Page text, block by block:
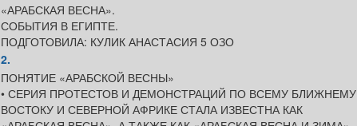
«АРАБСКАЯ ВЕСНА».
СОБЫТИЯ В ЕГИПТЕ.
ПОДГОТОВИЛА: КУЛИК АНАСТАСИЯ 5 ОЗО
2.
ПОНЯТИЕ «АРАБСКОЙ ВЕСНЫ»
• СЕРИЯ ПРОТЕСТОВ И ДЕМОНСТРАЦИЙ ПО ВСЕМУ БЛИЖНЕМУ
ВОСТОКУ И СЕВЕРНОЙ АФРИКЕ СТАЛА ИЗВЕСТНА КАК